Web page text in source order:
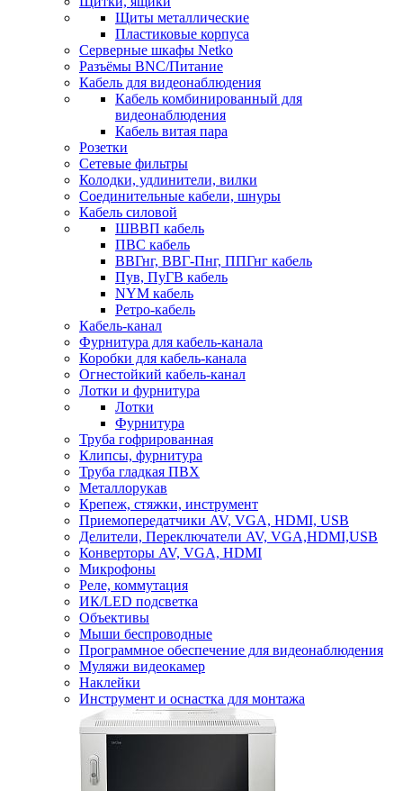
Щиты металлические
Пластиковые корпуса
Серверные шкафы Netko
Разъёмы BNC/Питание
Кабель для видеонаблюдения
Кабель комбинированный для
видеонаблюдения
Кабель витая пара
Розетки
Сетевые фильтры
Колодки, удлинители, вилки
Соединительные кабели, шнуры
Кабель силовой
ШВВП кабель
ПВС кабель
ВВГнг, ВВГ-Пнг, ППГнг кабель
Пув, ПуГВ кабель
NYM кабель
Ретро-кабель
Кабель-канал
Фурнитура для кабель-канала
Коробки для кабель-канала
Огнестойкий кабель-канал
Лотки и фурнитура
Лотки
Фурнитура
Труба гофрированная
Клипсы, фурнитура
Труба гладкая ПВХ
Металлорукав
Крепеж, стяжки, инструмент
Приемопередатчики AV, VGA, HDMI, USB
Делители, Переключатели AV, VGA,HDMI,USB
Конверторы AV, VGA, HDMI
Микрофоны
Реле, коммутация
ИК/LED подсветка
Объективы
Мыши беспроводные
Программное обеспечение для видеонаблюдения
Муляжи видеокамер
Наклейки
Инструмент и оснастка для монтажа